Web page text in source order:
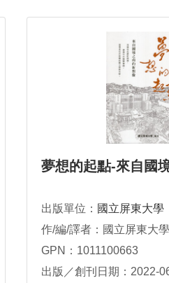
夢想的起點-來自國
出版單位： 國立屏東大學
作/編/譯者：國立屏東大
GPN：1011100663
出版／創刊日期：2022-